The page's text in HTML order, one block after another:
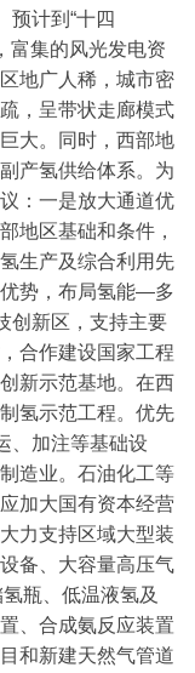
预计到“十四
富集的风光发电资
地广人稀，城市密
，呈带状走廊模式
大。同时，西部地
产氢供给体系。 为
： 一是放大通道优
地区基础和条件，
生产及综合利用先
势，布局氢能—多
创新区，支持主要
合作建设国家工程
新示范基地。在西
氢示范工程。优先
、加注等基础设
造业。石油化工等
加大国有资本经营
力支持区域大型装
备、大容量高压气
瓶、低温液氢及
、合成氨反应装置
和新建天然气管道